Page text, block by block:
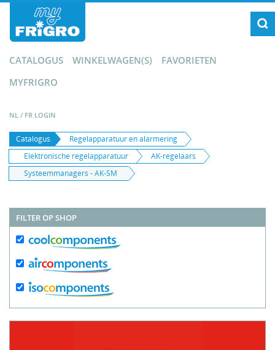
CATALOGUS WINKELWAGEN(S)
FAVORIETEN
MYFRIGRO
NL / FR LOGIN
Catalogus
Regelapparatuur en alarmering
Elektronische regelapparatuur
AK-regelaars
Systeemmanagers - AK-SM
FILTER OP SHOP